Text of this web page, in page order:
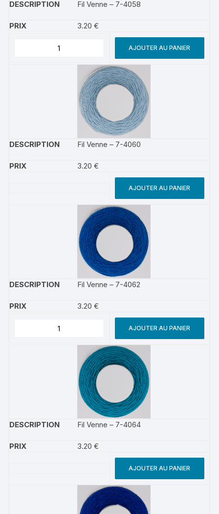
Fil Venne – 7-4058
3.20€
AJOUTER AU PANIER
Fil Venne – 7-4060
3.20€
AJOUTER AU PANIER
Fil Venne – 7-4062
3.20€
AJOUTER AU PANIER
Fil Venne – 7-4064
3.20€
AJOUTER AU PANIER